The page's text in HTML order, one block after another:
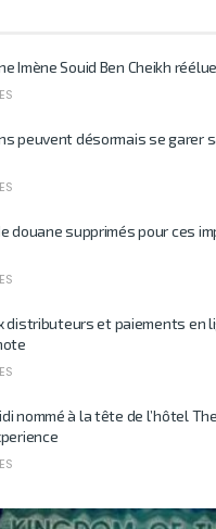
Imène Souid Ben Cheikh
peuvent désormais se garer
douane supprimés pour ces
distributeurs et paiements en
nommé à la tête de l’hôtel